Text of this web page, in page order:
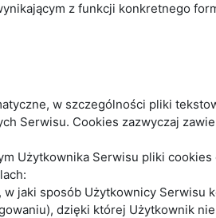
z funkcji konkretnego
w szczególności pliki
Serwisu. Cookies zazwyczaj
Użytkownika Serwisu pliki
jaki sposób Użytkownicy
dzięki której Użytkownik